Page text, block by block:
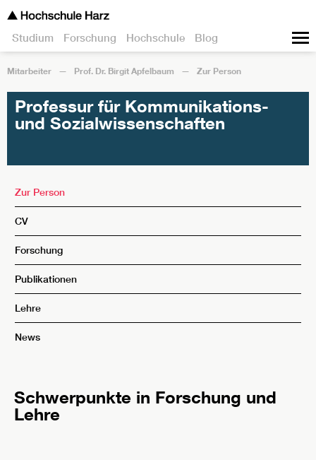
Studium Forschung Hochschule Blog
Mitarbeiter Prof. Dr. Birgit Apfelbaum Zur Person
Professur für Kommunikations-
und Sozialwissenschaften
Zur Person
CV
Forschung
Publikationen
Lehre
News
Schwerpunkte in Forschung und
Lehre